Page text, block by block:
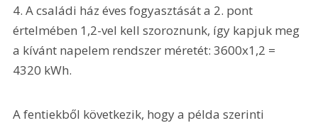
4. A családi ház éves fogyasztását a 2. pont
értelmében 1,2-vel kell szoroznunk, így kapjuk meg
a kívánt napelem rendszer méretét: 3600x1,2 =
4320 kWh.
A fentiekből következik, hogy a példa szerinti